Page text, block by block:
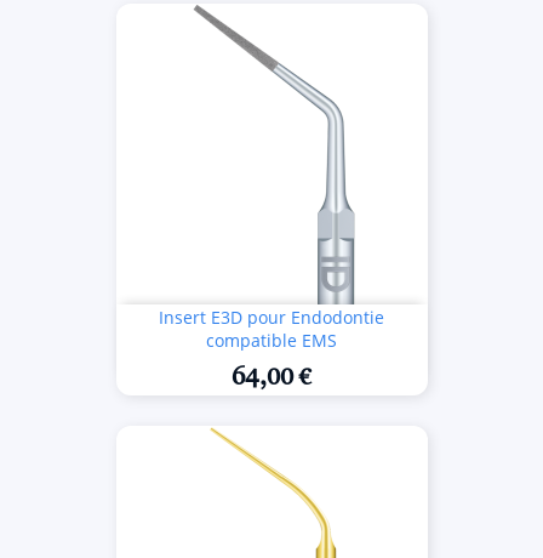
Insert E3D pour Endodontie
compatible EMS
64,00 €